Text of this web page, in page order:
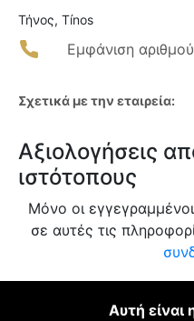
Τήνος, Tínos
Εμφάνιση
Σχετικά με την εταιρεία:
Αξιολογήσεις
ιστότοπους
Μόνο οι
σε αυτές τις
Αυτή είναι